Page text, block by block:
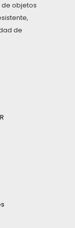
objetos
de